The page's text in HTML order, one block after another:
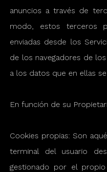
anuncios a través de
modo, estos terceros
enviadas desde los
de los navegadores de
a los datos que en ellas se
En función de su
Cookies propias: Son
terminal del usuario
gestionado por el